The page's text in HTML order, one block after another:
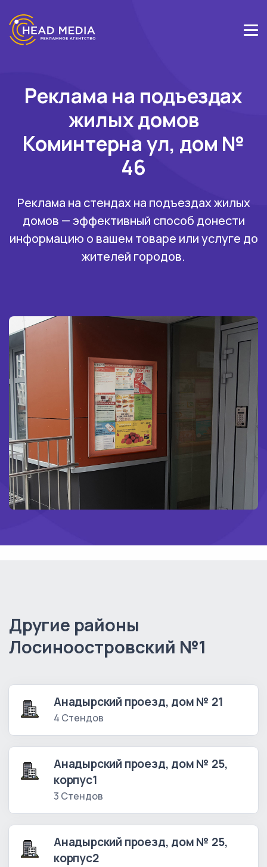
Реклама на подъездах
жилых домов
Коминтерна ул, дом №
46
Реклама на стендах на подъездах жилых
домов — эффективный способ донести
информацию о вашем товаре или услуге до
жителей городов.
Другие районы
Лосиноостровский №1
Анадырский проезд, дом № 21
4 Стендов
Анадырский проезд, дом № 25,
корпус1
3 Стендов
Анадырский проезд, дом № 25,
корпус2